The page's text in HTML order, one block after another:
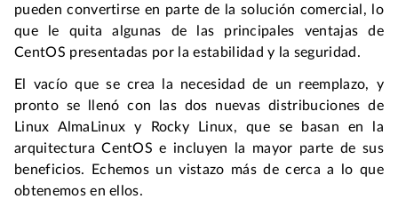
pueden convertirse en parte de la solución comercial, lo
que le quita algunas de las principales ventajas de
CentOS presentadas por la estabilidad y la seguridad.
El vacío que se crea la necesidad de un reemplazo, y
pronto se llenó con las dos nuevas distribuciones de
Linux AlmaLinux y Rocky Linux, que se basan en la
arquitectura CentOS e incluyen la mayor parte de sus
beneficios. Echemos un vistazo más de cerca a lo que
obtenemos en ellos.